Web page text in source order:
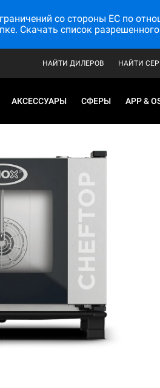
со стороны ЕС по
Скачать список
НАЙТИ ДИЛЕРОВ НАЙТИ
АКСЕССУАРЫ СФЕРЫ APP &